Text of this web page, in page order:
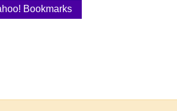
Bookmarks